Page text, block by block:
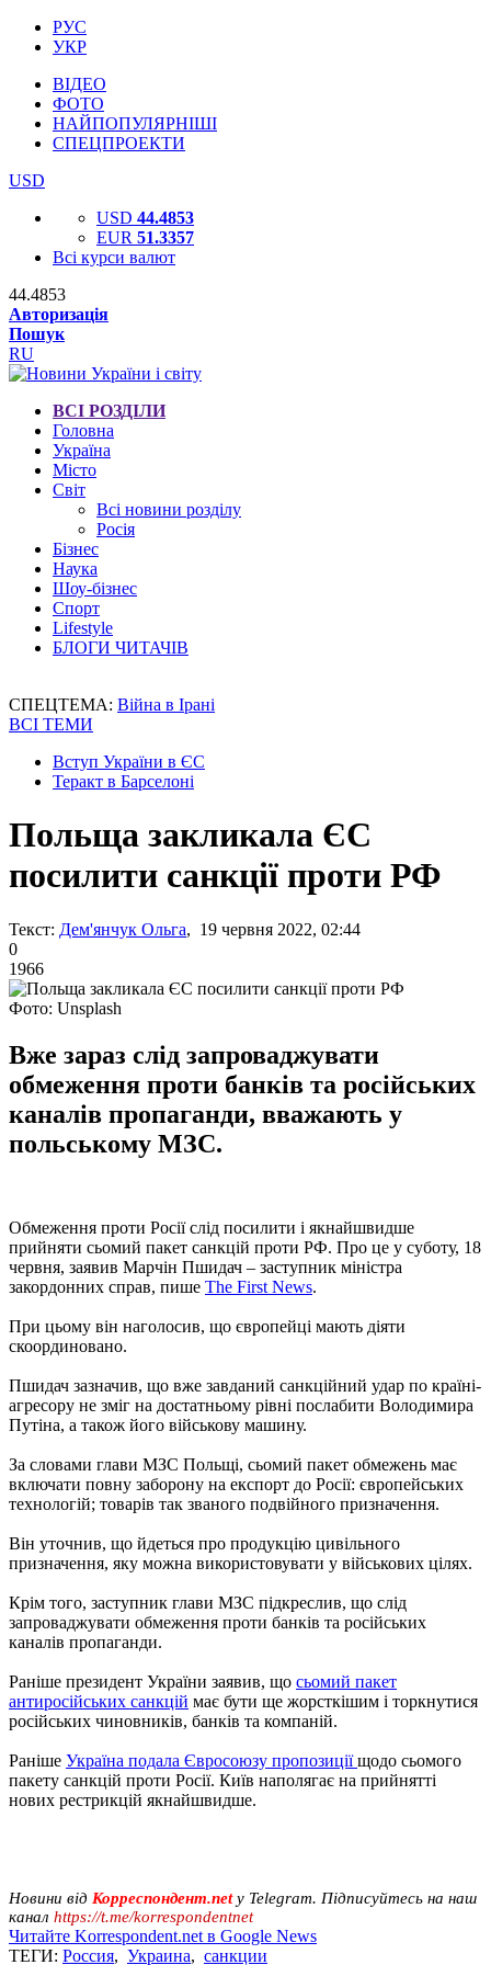
РУС
УКР
ВІДЕО
ФОТО
НАЙПОПУЛЯРНІШІ
СПЕЦПРОЕКТИ
USD
USD 44.4853
EUR 51.3357
Всі курси валют
44.4853
Авторизація
Пошук
RU
ВСІ РОЗДІЛИ
Головна
Україна
Місто
Світ
Всі новини розділу
Росія
Бізнес
Наука
Шоу-бізнес
Спорт
Lifestyle
БЛОГИ ЧИТАЧІВ
СПЕЦТЕМА: Війна в Ірані
ВСІ ТЕМИ
Вступ України в ЄС
Теракт в Барселоні
Польща закликала ЄС
посилити санкції проти РФ
Текст: Дем'янчук Ольга, 19 червня 2022, 02:44
0
1966
Фото: Unsplash
Вже зараз слід запроваджувати
обмеження проти банків та російських
каналів пропаганди, вважають у
польському МЗС.
Обмеження проти Росії слід посилити і якнайшвидше
прийняти сьомий пакет санкцій проти РФ. Про це у суботу, 18
червня, заявив Марчін Пшидач – заступник міністра
закордонних справ, пише The First News.
При цьому він наголосив, що європейці мають діяти
скоординовано.
Пшидач зазначив, що вже завданий санкційний удар по країні-
агресору не зміг на достатньому рівні послабити Володимира
Путіна, а також його військову машину.
За словами глави МЗС Польщі, сьомий пакет обмежень має
включати повну заборону на експорт до Росії: європейських
технологій; товарів так званого подвійного призначення.
Він уточнив, що йдеться про продукцію цивільного
призначення, яку можна використовувати у військових цілях.
Крім того, заступник глави МЗС підкреслив, що слід
запроваджувати обмеження проти банків та російських
каналів пропаганди.
Раніше президент України заявив, що сьомий пакет
антиросійських санкцій має бути ще жорсткішим і торкнутися
російських чиновників, банків та компаній.
Раніше Україна подала Євросоюзу пропозиціїщодо сьомого
пакету санкцій проти Росії. Київ наполягає на прийнятті
нових рестрикцій якнайшвидше.
Новини від Корреспондент.netу Telegram. Підписуйтесь на наш
канал https://t.me/korrespondentnet
Читайте Korrespondent.net в Google News
ТЕГИ: Россия, Украина, санкции